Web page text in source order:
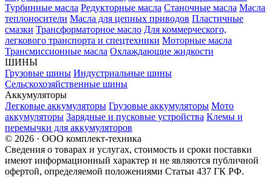
Турбинные масла Редукторные масла Станочные масла Масла
теплоносители Масла для цепных приводов Пластичные
смазки Трансформаторное масло Для коммерческого,
легкового транспорта и спецтехники Моторные масла
Трансмиссионные масла Охлаждающие жидкости
ШИНЫ
Грузовые шины Индустриальные шины
Сельскохозяйственные шины
Аккумуляторы
Легковые аккумуляторы Грузовые аккумуляторы Мото
аккумуляторы Зарядные и пусковые устройства Клемы и
перемычки для аккумуляторов
© 2026 · ООО комплект-техника
Сведения о товарах и услугах, стоимость и сроки поставки
имеют информационный характер и не являются публичной
офертой, определяемой положениями Статьи 437 ГК РФ.